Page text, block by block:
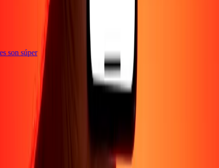
son súper
Blog Corporativo
Política de privacidad
Aviso de cookiesTérminos y